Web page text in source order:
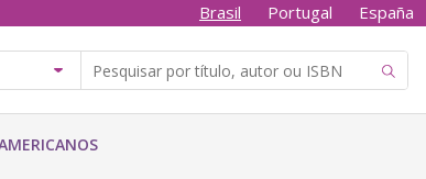
Brasil Portugal España